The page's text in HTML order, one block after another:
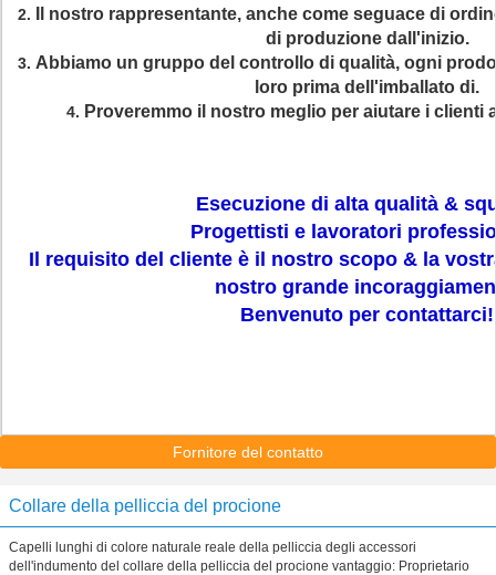
2.
Il nostro rappresentante, anche come seguace di
di produzione dall'inizio.
3. Abbiamo un gruppo del controllo di qualità, ogni
loro prima dell'imballato di.
4. Proveremmo il nostro meglio per aiutare i clienti
Esecuzione di alta qualità &
Progettisti e lavoratori
Il requisito del cliente è il nostro scopo & la
nostro grande
Benvenuto per contattarci!
Fornitore del contatto
Collare della pelliccia del procione
Capelli lunghi di colore naturale reale della pelliccia degli accessori
dell'indumento del collare della pelliccia del procione vantaggio: Proprietario